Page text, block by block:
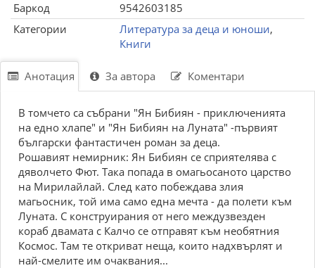
Баркод
9542603185
Категории
Литература за деца и юноши,
Книги
Анотация За автора Коментари
В томчето са събрани "Ян Бибиян - приключенията
на едно хлапе" и "Ян Бибиян на Луната" -първият
български фантастичен роман за деца.
Рошавият немирник: Ян Бибиян се сприятелява с
дяволчето Фют. Така попада в омагьосаното царство
на Мирилайлай. След като побеждава злия
магьосник, той има само една мечта - да полети към
Луната. С конструирания от него междузвезден
кораб двамата с Калчо се отправят към необятния
Космос. Там те откриват неща, които надхвърлят и
най-смелите им очаквания...